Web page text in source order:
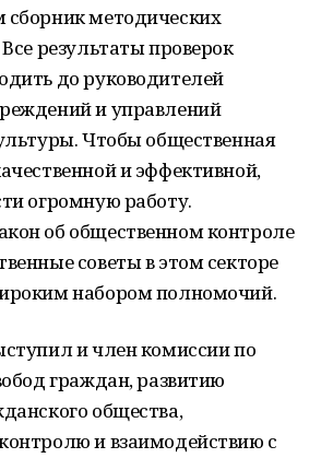
сборник методических
результаты проверок
до руководителей
и управлений
Чтобы общественная
и эффективной,
огромную работу.
об общественном контроле
советы в этом секторе
набором полномочий.
и член комиссии по
граждан, развитию
общества,
и взаимодействию с